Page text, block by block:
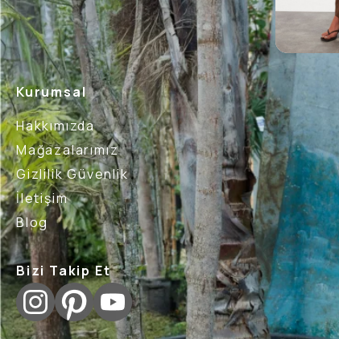
Kurumsal
Hakkımızda
Mağazalarımız
Gizlilik Güvenlik
İletişim
Blog
Bizi Takip Et